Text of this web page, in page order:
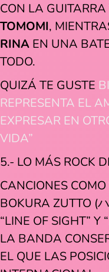
CON LA GUITARRA
TOMOMI,
RINA EN UNA
TODO.
QUIZÁ TE GUSTE
REPRESENTA EL
EXPRESAR EN
VIDA”
5.- LO MÁS ROCK
CANCIONES
BOKURA ZUTTO (
“LINE OF SIGHT” Y
LA BANDA
EL QUE LAS